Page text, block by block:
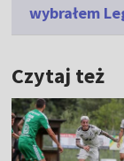
wybrałem
Czytaj też